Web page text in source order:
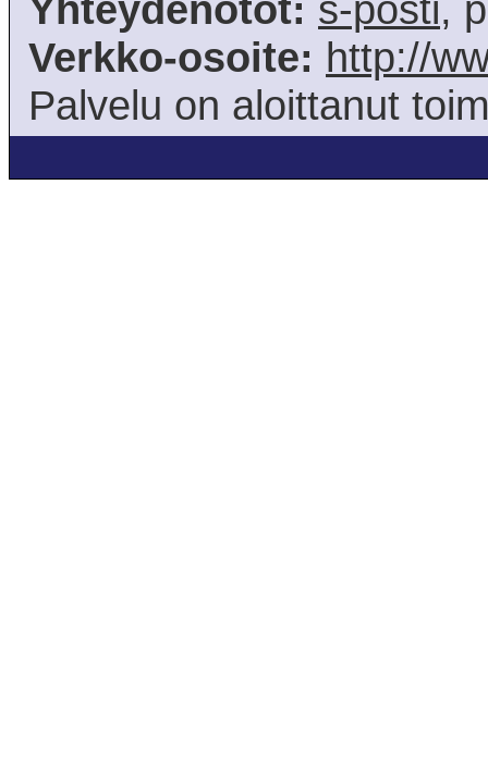
Verkko-osoite: http://
Palvelu on aloittanut